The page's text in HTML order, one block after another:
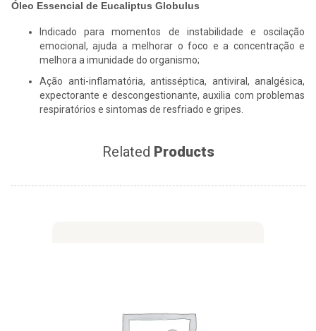
Óleo Essencial de Eucaliptus Globulus
Indicado para momentos de instabilidade e oscilação
emocional, ajuda a melhorar o foco e a concentração e
melhora a imunidade do organismo;
Ação anti-inflamatória, antisséptica, antiviral, analgésica,
expectorante e descongestionante, auxilia com problemas
respiratórios e sintomas de resfriado e gripes.
Related Products